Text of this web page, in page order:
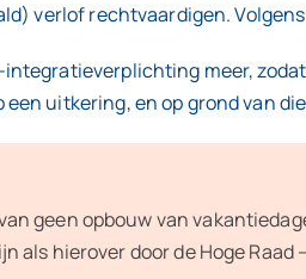
verlof rechtvaardigen.
meer,
uitkering, en op grond van
geen opbouw van
als hierover door de Hoge